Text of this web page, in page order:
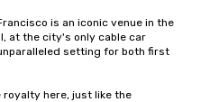
is an iconic venue in the
at the city's only cable car
setting for both first
royalty here, just like the